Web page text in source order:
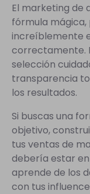
El marketing de
fórmula
increíblemente
correctamente.
selección
transparencia
los resultados.
Si buscas una
objetivo,
tus ventas de
debería estar
aprende de los
con tus